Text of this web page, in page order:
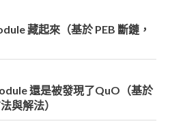
藏起來（基於 PEB 斷鏈，
還是被發現了QuO（基於
與解法）